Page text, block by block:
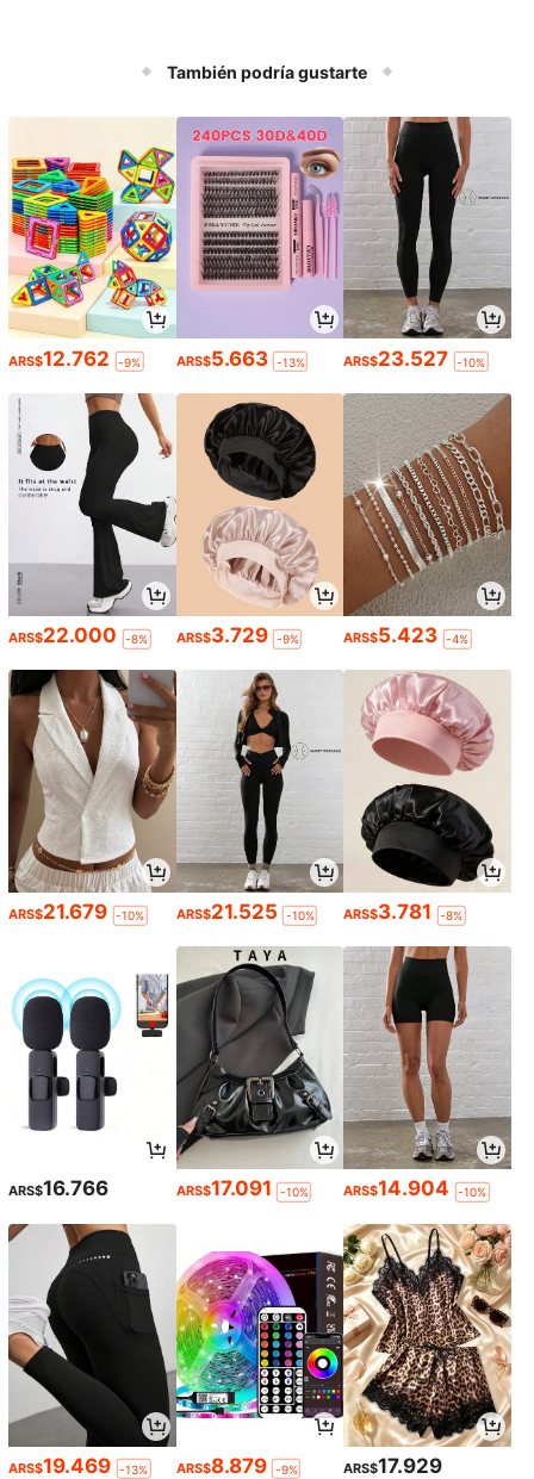
También podría gustarte
ARS$12.762 -9% ARS$5.663 -13% ARS$23.527 -10%
ARS$22.000 -8% ARS$3.729 -9% ARS$5.423 -4%
ARS$21.679 -10% ARS$21.525 -10% ARS$3.781 -8%
ARS$16.766 ARS$17.091 -10% ARS$14.904 -10%
ARS$19.469 -13% ARS$8.879 -9% ARS$17.929